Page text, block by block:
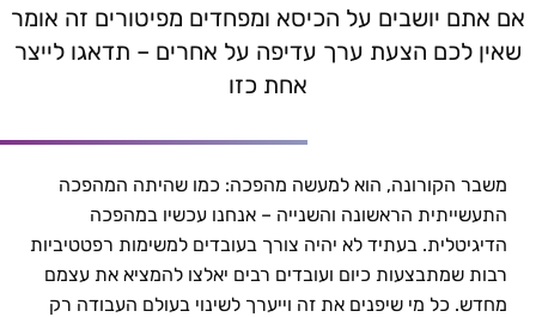
אם אתם יושבים על הכיסא ומפחדים מפיטורים זה אומר
שאין לכם הצעת ערך עדיפה על אחרים – תדאגו לייצר
אחת כזו
משבר הקורונה, הוא למעשה מהפכה: כמו שהיתה המהפכה
התעשייתית הראשונה והשנייה – אנחנו עכשיו במהפכה
הדיגיטלית. בעתיד לא יהיה צורך בעובדים למשימות רפטטיביות
רבות שמתבצעות כיום ועובדים רבים יאלצו להמציא את עצמם
מחדש. כל מי שיפנים את זה וייערך לשינוי בעולם העבודה רק